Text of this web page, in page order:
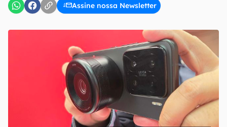
Assine nossa Newsletter
Confirmo que li, aceito e concordo com os Termos de
Uso e Política de Privacidade do Canaltech.